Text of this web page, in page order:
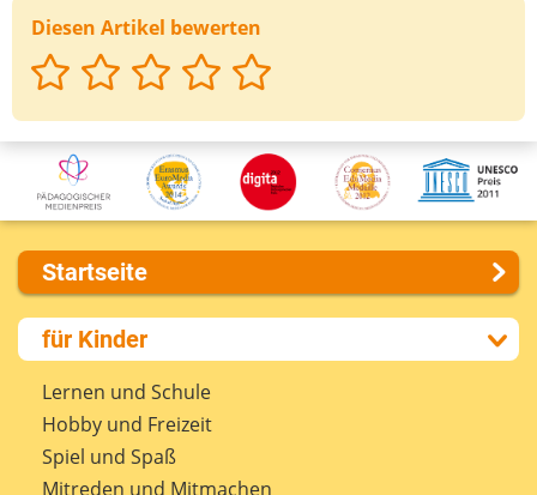
Diesen Artikel bewerten
Startseite
Über uns
Presse
Kontakt
Impressum
Internet-ABC Sitemap
Barrierefreiheit
für Kinder
Lernen und Schule
Hobby und Freizeit
Spiel und Spaß
Mitreden und Mitmachen